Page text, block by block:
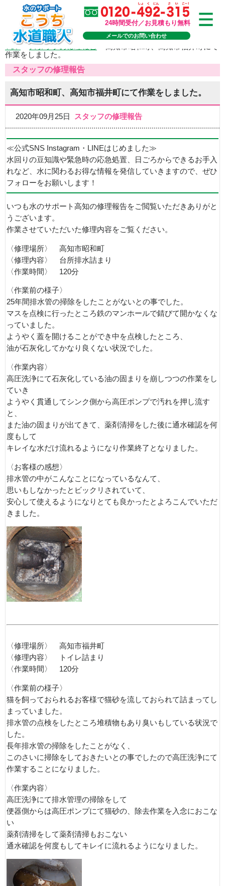
24時間受付／お見積もり無料
メールでのお問い合わせ
TOP>スタッフの修理報告
作業をしました。
スタッフの修理報告
高知市昭和町、高知市福井町にて作業をしました。
2020年09月25日 スタッフの修理報告
≪公式SNS Instagram・LINEはじめました≫
水回りの豆知識や緊急時の応急処置、日ごろからできるお手入
れなど、水に関わるお得な情報を発信していきますので、ぜひ
フォローをお願いします！
いつも水のサポート高知の修理報告をご閲覧いただきありがと
うございます。
作業させていただいた修理内容をご覧ください。
〈修理場所〉 高知市昭和町
〈修理内容〉 台所排水詰まり
〈作業時間〉 120分
〈作業前の様子〉
25年間排水管の掃除をしたことがないとの事でした。
マスを点検に行ったところ鉄のマンホールで錆びて開かなくな
っていました。
ようやく蓋を開けることができ中を点検したところ、
油が石灰化してかなり良くない状況でした。
〈作業内容〉
高圧洗浄にて石灰化している油の固まりを崩しつつの作業をし
ていき
ようやく貫通してシンク側から高圧ポンプで汚れを押し流す
と、
また油の固まりが出てきて、薬剤清掃をした後に通水確認を何
度もして
キレイな水だけ流れるようになり作業終了となりました。
〈お客様の感想〉
排水管の中がこんなことになっているなんて、
思いもしなかったとビックリされていて、
安心して使えるようになりとても良かったとよろこんでいただ
きました。
〈修理場所〉 高知市福井町
〈修理内容〉 トイレ詰まり
〈作業時間〉 120分
〈作業前の様子〉
猫を飼っておられるお客様で猫砂を流しておられて詰まってし
まっていました。
排水管の点検をしたところ堆積物もあり臭いもしている状況で
した。
長年排水管の掃除をしたことがなく、
このさいに掃除をしておきたいとの事でしたので高圧洗浄にて
作業することになりました。
〈作業内容〉
高圧洗浄にて排水管理の掃除をして
便器側からは高圧ポンプにて猫砂の、除去作業を入念におこな
い
薬剤清掃をして薬剤清掃もおこない
通水確認を何度もしてキレイに流れるようになりました。